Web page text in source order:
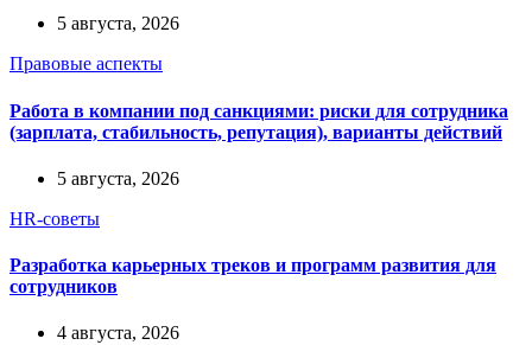
5 августа, 2026
Правовые аспекты
Работа в компании под санкциями: риски для сотрудника
(зарплата, стабильность, репутация), варианты действий
5 августа, 2026
HR-советы
Разработка карьерных треков и программ развития для
сотрудников
4 августа, 2026